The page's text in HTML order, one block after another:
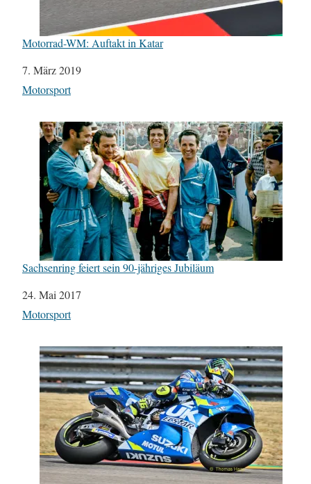
Motorrad-WM: Auftakt in Katar
Datum
7. März 2019
In Bezug auf
Motorsport
Sachsenring feiert sein 90-jähriges Jubiläum
Datum
24. Mai 2017
In Bezug auf
Motorsport